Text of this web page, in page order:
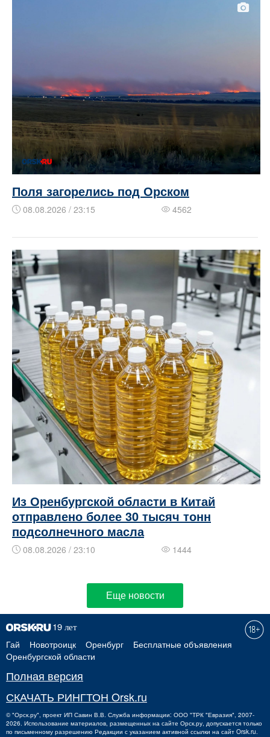
Поля загорелись под Орском
08.08.2026 / 23:15 4562
Из Оренбургской области в Китай
отправлено более 30 тысяч тонн
подсолнечного масла
08.08.2026 / 23:10 1444
Еще новости
Гай Новотроицк Оренбург
Бесплатные объявления
Оренбургской области
Полная версия
СКАЧАТЬ РИНГТОН Orsk.ru
©"Орск.ру", проект ИП Савин В.В. Служба информации: ООО "ТРК "Евразия", 2007-
2026. Использование материалов, размещенных на сайте Орск.ру, допускается только
по письменному разрешению Редакции с указанием активной ссылки на сайт Orsk.ru.